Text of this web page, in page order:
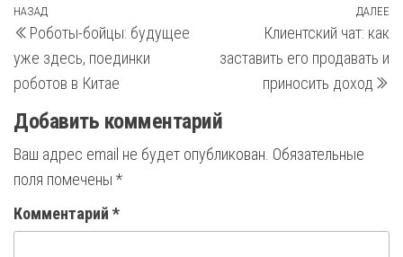
Навигация
по
записям
Предыдущая
запись
НАЗАД
Роботы-бойцы: будущее
уже здесь, поединки
роботов в Китае
ДАЛЕЕ
Клиентский чат: как
заставить его продавать и
приносить доход
Добавить комментарий
Ваш адрес email не будет опубликован. Обязательные
поля помечены *
Комментарий *